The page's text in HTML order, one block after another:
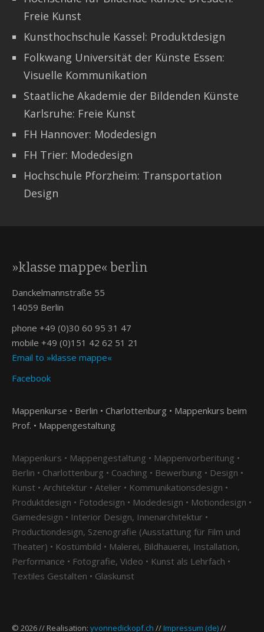
Freie Kunst
Kunsthochschule Kassel: Produktdesign
Folkwang Universität der Künste Essen:
Visuelle Kommunikation
Staatliche Akademie der Bildenden Künste
Karlsruhe: Freie Kunst
FH Hannover: Modedesign
FH Trier: Modedesign
Hochschule Pforzheim: Transportation
Design
»klasse mappe« berlin
Danckelmannstraße 55
14059 Berlin
phone +49 (0)30 60 95 31 47
mobile +49 (0)151 42 62 51 21
Email to »klasse mappe«
Facebook
Mappenkurse • Berlin • Charlottenburg • Mappenkurs beim
Prof. • Mappengestaltung
Mappenkurs • Mappengestaltung • Mappenvorberitung •
Berlin • Charlottenburg • Coaching • Bewerbung • Design •
Kunst • Architektur • Atelier • Kommunikationsdesign •
Produktdesign • Fotodesign • Modedesign • Motiondesign •
Gamedesign • Interior Design, Innenarchitektur •
Productiondesign, Szenografie (Ausstattung für Film und
Theater) • Kostümbild • Malerei, Bildhauerei, Installation,
Performance • Fotografie, Video • Kunst als Lehrfach •
Textiles Gestalten • Glaskunst
© 2026 // Realisation: yvonnedickopf.ch //Impressum (de)//